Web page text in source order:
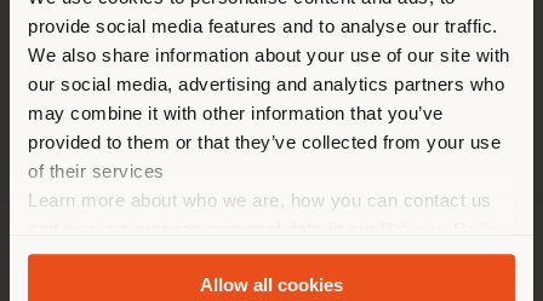
provide social media features and to analyse our traffic.
We also share information about your use of our site with
our social media, advertising and analytics partners who
may combine it with other information that you’ve
provided to them or that they’ve collected from your use
of their services
Learn more about who we are, how you can contact us
andCookie Policy.
Allow all cookies
Fax +39 0583 927664
[email protected]
EINEN TERMIN ANFRAGEN
Land als Ihrem Standort. Wir
empfehlen Ihnen, sich richtig
zu orientieren, um Einkäufe
tätigen zu können. (us)
UNTERNEHMEN